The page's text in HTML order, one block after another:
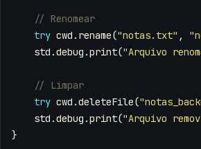
try cwd . rename("notas.txt" ,
std .debug .print("Arquivo
try cwd .deleteFile(
std .debug .print("Arquivo
}